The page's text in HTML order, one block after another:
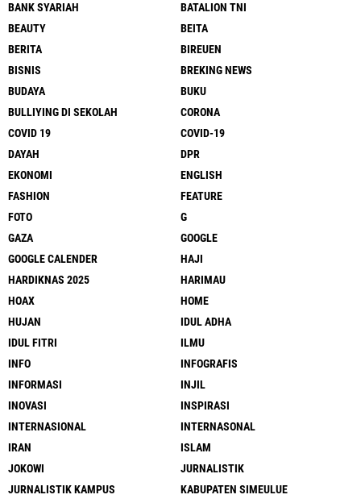
BANK SYARIAH
BATALION TNI
BEAUTY
BEITA
BERITA
BIREUEN
BISNIS
BREKING NEWS
BUDAYA
BUKU
BULLIYING DI SEKOLAH
CORONA
COVID 19
COVID-19
DAYAH
DPR
EKONOMI
ENGLISH
FASHION
FEATURE
FOTO
G
GAZA
GOOGLE
GOOGLE CALENDER
HAJI
HARDIKNAS 2025
HARIMAU
HOAX
HOME
HUJAN
IDUL ADHA
IDUL FITRI
ILMU
INFO
INFOGRAFIS
INFORMASI
INJIL
INOVASI
INSPIRASI
INTERNASIONAL
INTERNASONAL
IRAN
ISLAM
JOKOWI
JURNALISTIK
JURNALISTIK KAMPUS
KABUPATEN SIMEULUE